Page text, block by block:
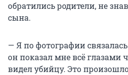
обратились родители, не
сына.
— Я по фотографии
он показал мне всё глазами
видел убийцу. Это